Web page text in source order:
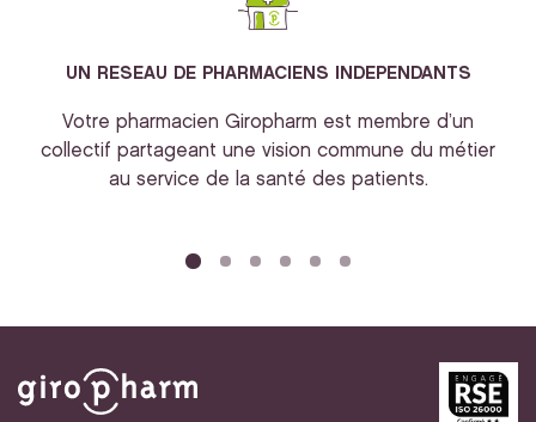
UN RESEAU DE PHARMACIENS INDEPENDANTS
Votre pharmacien Giropharm est membre d’un
collectif partageant une vision commune du métier
au service de la santé des patients.